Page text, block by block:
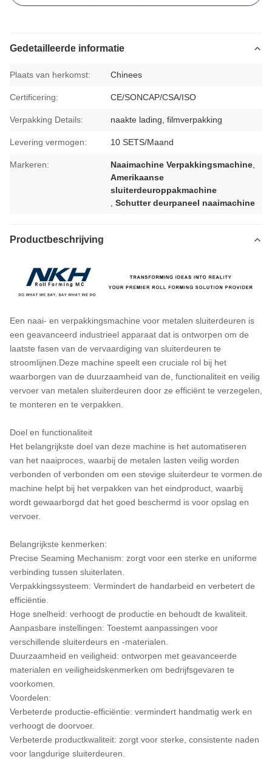
Gedetailleerde informatie
Plaats van herkomst: Chinees
Certificering: CE/SONCAP/CSA/ISO
Verpakking Details: naakte lading, filmverpakking
Levering vermogen: 10 SETS/Maand
Markeren: Naaimachine Verpakkingsmachine
Amerikaanse
sluiterdeuroppakmachine
,Schutter deurpaneel naaimachine
Productbeschrijving
Een naai- en verpakkingsmachine voor metalen sluiterdeuren is
een geavanceerd industrieel apparaat dat is ontworpen om de
laatste fasen van de vervaardiging van sluiterdeuren te
stroomlijnen.Deze machine speelt een cruciale rol bij het
waarborgen van de duurzaamheid van de, functionaliteit en veilig
vervoer van metalen sluiterdeuren door ze efficiënt te verzegelen,
te monteren en te verpakken.
Doel en functionaliteit
Het belangrijkste doel van deze machine is het automatiseren
van het naaiproces, waarbij de metalen lasten veilig worden
verbonden of verbonden om een stevige sluiterdeur te vormen.de
machine helpt bij het verpakken van het eindproduct, waarbij
wordt gewaarborgd dat het goed beschermd is voor opslag en
vervoer.
Belangrijkste kenmerken:
Precise Seaming Mechanism: zorgt voor een sterke en uniforme
verbinding tussen sluiterlaten.
Verpakkingssysteem: Vermindert de handarbeid en verbetert de
efficiëntie.
Hoge snelheid: verhoogt de productie en behoudt de kwaliteit.
Aanpasbare instellingen: Toestemt aanpassingen voor
verschillende sluiterdeurs en -materialen.
Duurzaamheid en veiligheid: ontworpen met geavanceerde
materialen en veiligheidskenmerken om bedrijfsgevaren te
voorkomen.
Voordelen:
Verbeterde productie-efficiëntie: vermindert handmatig werk en
verhoogt de doorvoer.
Verbeterde productkwaliteit: zorgt voor sterke, consistente naden
voor langdurige sluiterdeuren.